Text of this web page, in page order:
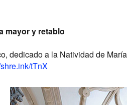
mayor y retablo
dedicado a la Natividad de
tTnX